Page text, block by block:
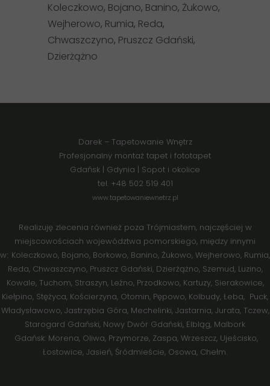
Darek – Tapetowanie Wnętrz
Profesjonalny montaż tapet i fototapet
Gdańsk | Gdynia | Sopot i okolice
tel. +48 502 519 401
www.tapetowaniewnetrz.pl
Realizuję zlecenia również poza Trójmiastem, najczęściej w
miejscowościach województwa pomorskiego, między innymi
w: Koleczkowo, Bojano, Borkowo, Banino, Żukowo, Wejherowo, Rumia,
Reda, Chwaszczyno, Pruszcz Gdański, Dzierżążno, Szemud, Luzino,
Kowale, Tuchom, Straszyn, Leźno, Przodkowo, Kartuzy, Sierakowice,
Kiełpino, Stężyca, Kościerzyna, Otomin, Pępowo, Kolbudy, Łeba, Puck,
Władysławowo, Jastrzębia Góra, Mechelinki, Jastarnia, Jurata, Tczew,
Starogard Gdański, Nowy Dwór Gdański, Elbląg, Malbork
Gdańsk: Morena, Oliwa, Przymorze, Zaspa, Wrzeszcz, Ujeścisko,
Łostowice, Jasień, Śródmieście, Osowa, Chełm.
Koleczkowo, Bojano, Banino, Żukowo,
Wejherowo, Rumia, Reda,
Chwaszczyno, Pruszcz Gdański,
Dzierżążno